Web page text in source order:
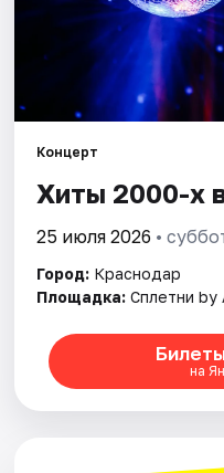
Спорт
События
Площадки
Артисты
Рейтинги
Концерт
Хиты 2000-х
25 июля 2026 •
Город: Краснодар
Площадка: Сплетни by
на